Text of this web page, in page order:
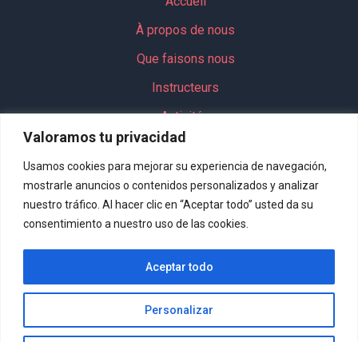
Valoramos tu privacidad
Usamos cookies para mejorar su experiencia de navegación,
mostrarle anuncios o contenidos personalizados y analizar
nuestro tráfico. Al hacer clic en “Aceptar todo” usted da su
consentimiento a nuestro uso de las cookies.
Personalizar
Aceptar todo
À propos de nous
Que faisons nous
Instructeurs
Activités
Groupes
Forfait scolaire
Contact
Politique de confidentialité
Politique cookies
Accessibilité